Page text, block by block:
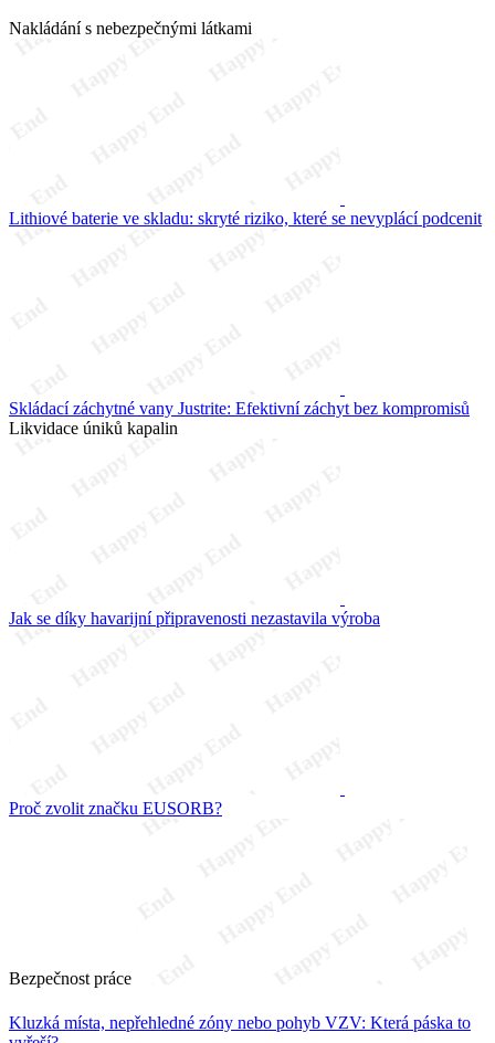
Nakládání s nebezpečnými látkami
Lithiové baterie ve skladu: skryté riziko, které se nevyplácí podcenit
Skládací záchytné vany Justrite: Efektivní záchyt bez kompromisů
Likvidace úniků kapalin
Jak se díky havarijní připravenosti nezastavila výroba
Proč zvolit značku EUSORB?
Bezpečnost práce
Kluzká místa, nepřehledné zóny nebo pohyb VZV: Která páska to